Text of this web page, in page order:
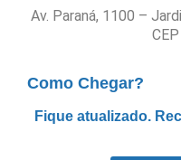
Av. Paraná, 1100 –
Como Chegar?
Fique atualizado.